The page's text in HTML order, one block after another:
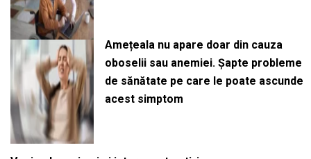
Amețeala nu apare doar din cauza
oboselii sau anemiei. Șapte probleme
de sănătate pe care le poate ascunde
acest simptom